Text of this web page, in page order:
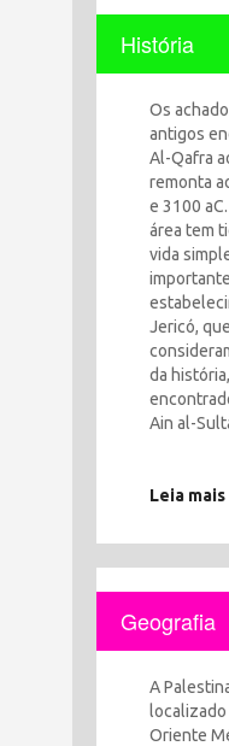
História
Os
antigos
Al-Qafra
remonta
e 3100
área tem
vida
Jericó,
da
Ain al-
Leia mais
Geografia
A
Oriente